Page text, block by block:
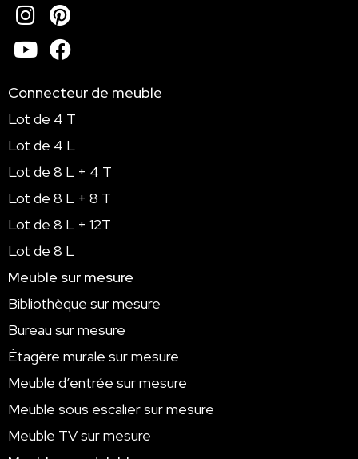
Instagram
Pinterest
YoutubeFacebook
Connecteur de meuble
Lot de 4 T
Lot de 4 L
Lot de 8 L + 4 T
Lot de 8 L + 8 T
Lot de 8 L + 12T
Lot de 8 L
Meuble sur mesure
Bibliothèque sur mesure
Bureau sur mesure
Étagère murale sur mesure
Meuble d’entrée sur mesure
Meuble sous escalier sur mesure
Meuble TV sur mesure